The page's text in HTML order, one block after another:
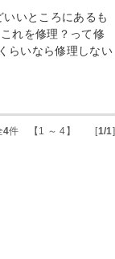
いところにあるも
れを修理？って修
らいなら修理しない
4件 【1 ～ 4】 [1/1]